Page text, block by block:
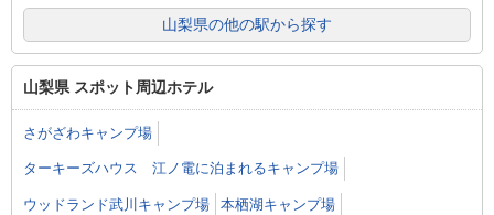
山梨県の他の駅から探す
山梨県 スポット周辺ホテル
さがざわキャンプ場
ターキーズハウス 江ノ電に泊まれるキャンプ場
ウッドランド武川キャンプ場 本栖湖キャンプ場